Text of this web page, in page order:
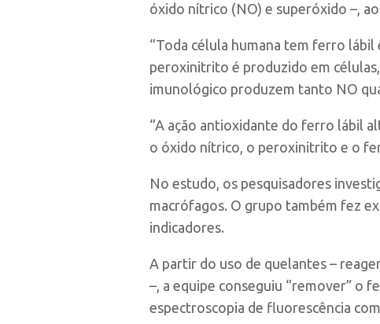
óxido nítrico (NO) e superóxido –,
“Toda célula humana tem ferro
peroxinitrito é produzido em
imunológico produzem tanto NO
“A ação antioxidante do ferro lábil
o óxido nítrico, o peroxinitrito e o
No estudo, os pesquisadores
macrófagos. O grupo também fez
indicadores.
A partir do uso de quelantes –
–, a equipe conseguiu “remover” o
espectroscopia de fluorescência